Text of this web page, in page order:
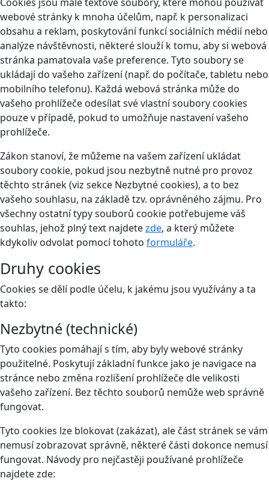
webové stránky k mnoha účelům, např. k personalizaci
obsahu a reklam, poskytování funkcí sociálních médií nebo
analýze návštěvnosti, některé slouží k tomu, aby si webová
stránka pamatovala vaše preference. Tyto soubory se
ukládají do vašeho zařízení (např. do počítače, tabletu nebo
mobilního telefonu). Každá webová stránka může do
vašeho prohlížeče odesílat své vlastní soubory cookies
pouze v případě, pokud to umožňuje nastavení vašeho
prohlížeče.
Zákon stanoví, že můžeme na vašem zařízení ukládat
soubory cookie, pokud jsou nezbytně nutné pro provoz
těchto stránek (viz sekce Nezbytné cookies), a to bez
vašeho souhlasu, na základě tzv. oprávněného zájmu. Pro
všechny ostatní typy souborů cookie potřebujeme váš
souhlas, jehož plný text najdetezde, a který můžete
kdykoliv odvolat pomocí tohoto formuláře.
Druhy cookies
Cookies se dělí podle účelu, k jakému jsou využívány a ta
takto:
Nezbytné (technické)
Tyto cookies pomáhají s tím, aby byly webové stránky
použitelné. Poskytují základní funkce jako je navigace na
stránce nebo změna rozlišení prohlížeče dle velikosti
vašeho zařízení. Bez těchto souborů nemůže web správně
fungovat.
Tyto cookies lze blokovat (zakázat), ale část stránek se vám
nemusí zobrazovat správně, některé části dokonce nemusí
fungovat. Návody pro nejčastěji používané prohlížeče
najdete zde: